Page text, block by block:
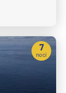
7
nocí